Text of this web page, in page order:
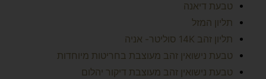
טבעת דיאנה
תליון המזל
תליון זהב 14K סוליטר- אניה
טבעת נישואין זהב מעוצבת בחריטות מיוחדות
טבעת נישואין זהב מעוצבת דיקור יהלום